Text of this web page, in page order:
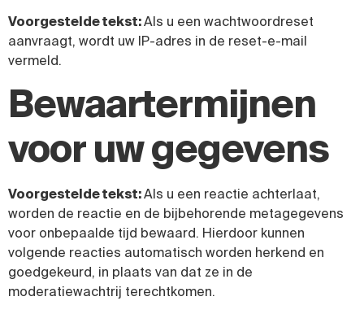
Voorgestelde tekst:Als u een wachtwoordreset
aanvraagt, wordt uw IP-adres in de reset-e-mail
vermeld.
Bewaartermijnen
voor uw gegevens
Voorgestelde tekst:Als u een reactie achterlaat,
worden de reactie en de bijbehorende metagegevens
voor onbepaalde tijd bewaard. Hierdoor kunnen
volgende reacties automatisch worden herkend en
goedgekeurd, in plaats van dat ze in de
moderatiewachtrij terechtkomen.